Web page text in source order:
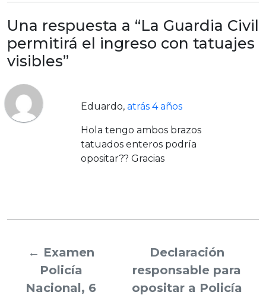
Una respuesta a “La Guardia Civil
permitirá el ingreso con tatuajes
visibles”
Eduardo, atrás 4 años
Hola tengo ambos brazos
tatuados enteros podría
opositar?? Gracias
← Examen
Policía
Nacional, 6
Declaración
responsable para
opositar a Policía